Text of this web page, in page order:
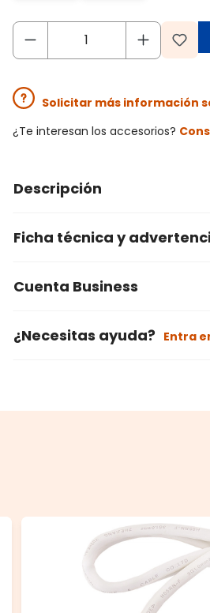
Solicitar más información
¿Te interesan los accesorios?
Descripción
Ficha técnica y
Cuenta Business
¿Necesitas ayuda? Entra